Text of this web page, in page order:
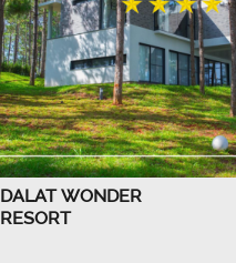
DALAT WONDER
RESORT